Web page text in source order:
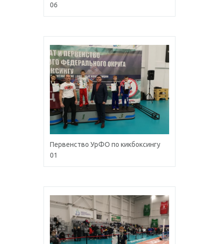
06
Первенство УрФО по кикбоксингу
01